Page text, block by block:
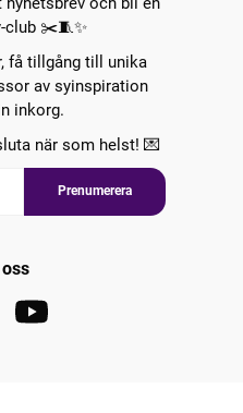
club ✂️🧵✨
få tillgång till unika
av syinspiration
inkorg.
när som helst! 💌
Prenumerera